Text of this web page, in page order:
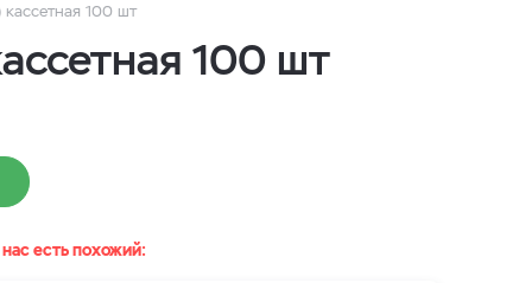
100 шт
100 шт
есть похожий: